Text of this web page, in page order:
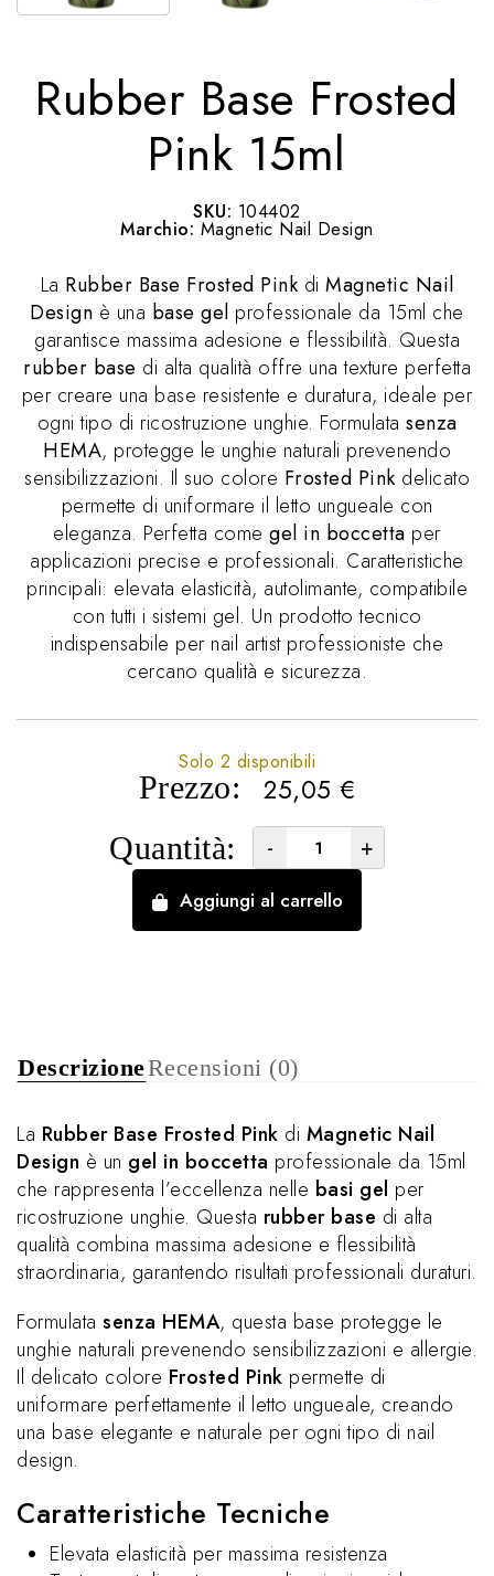
Rubber Base Frosted
Pink 15ml
SKU: 104402
Marchio: Magnetic Nail Design
La Rubber Base Frosted Pink di Magnetic Nail
Design è una base gel professionale da 15ml che
garantisce massima adesione e flessibilità. Questa
rubber base di alta qualità offre una texture perfetta
per creare una base resistente e duratura, ideale per
ogni tipo di ricostruzione unghie. Formulata senza
HEMA, protegge le unghie naturali prevenendo
sensibilizzazioni. Il suo colore Frosted Pink delicato
permette di uniformare il letto ungueale con
eleganza. Perfetta comegel in boccetta per
applicazioni precise e professionali. Caratteristiche
principali: elevata elasticità, autolimante, compatibile
con tutti i sistemi gel. Un prodotto tecnico
indispensabile per nail artist professioniste che
cercano qualità e sicurezza.
Prezzo: 25,05 €
Solo 2 disponibili
Quantità: - +
Aggiungi al carrello
DescrizioneRecensioni (0)
La Rubber Base Frosted Pink di Magnetic Nail
Design è un gel in boccetta professionale da 15ml
che rappresenta l’eccellenza nelle basi gel per
ricostruzione unghie. Questa rubber base di alta
qualità combina massima adesione e flessibilità
straordinaria, garantendo risultati professionali duraturi.
Formulata senza HEMA, questa base protegge le
unghie naturali prevenendo sensibilizzazioni e allergie.
Il delicato colore Frosted Pink permette di
uniformare perfettamente il letto ungueale, creando
una base elegante e naturale per ogni tipo di nail
design.
Caratteristiche Tecniche
Elevata elasticità per massima resistenza